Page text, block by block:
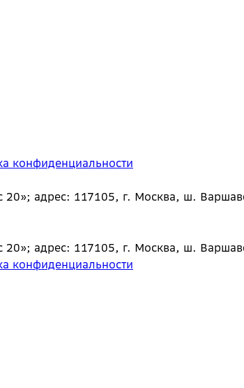
конфиденциальности
адрес: 117105, г. Москва, ш.
адрес: 117105, г. Москва, ш.
конфиденциальности